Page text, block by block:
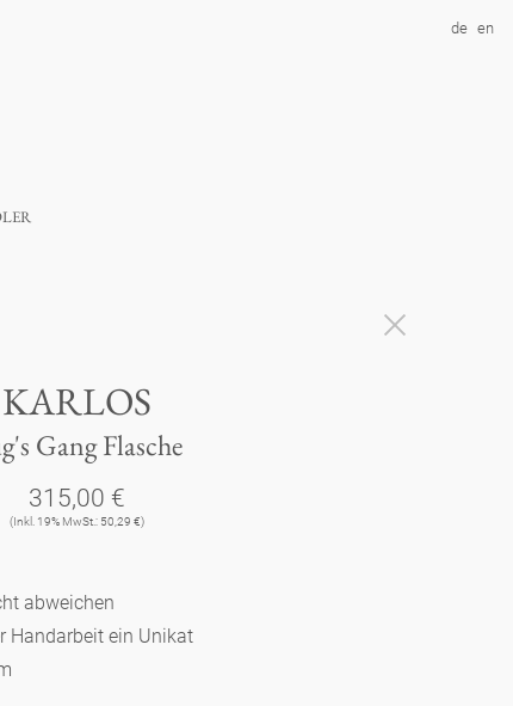
de en
KARLOS
Gang Flasche
315,00 €
(Inkl. 19% MwSt.: 50,29 €)
abweichen
Handarbeit ein Unikat